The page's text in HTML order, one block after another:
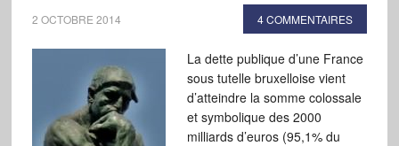
2 OCTOBRE 2014 4 COMMENTAIRES
La dette publique d’une France
sous tutelle bruxelloise vient
d’atteindre la somme colossale
et symbolique des 2000
milliards d’euros (95,1% du